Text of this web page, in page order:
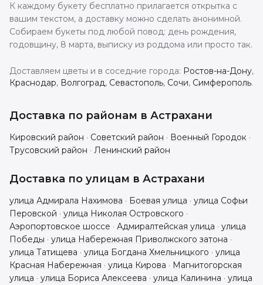
К каждому букету бесплатно прилагается открытка с
вашим текстом, а доставку можно сделать анонимной.
Собираем букеты под любой повод: день рождения,
годовщину, 8 марта, выписку из роддома или просто так.
Доставляем цветы и в соседние города: Ростов-на-Дону,
Краснодар, Волгоград, Севастополь, Сочи, Симферополь.
Доставка по районам в Астрахани
Кировский район · Советский район · Военный Городок ·
Трусовский район · Ленинский район
Доставка по улицам в Астрахани
улица Адмирала Нахимова · Боевая улица · улица Софьи
Перовской · улица Николая Островского ·
Аэропортовское шоссе · Адмиралтейская улица · улица
Победы · улица Набережная Приволжского затона ·
улица Татищева · улица Богдана Хмельницкого · улица
Красная Набережная · улица Кирова · Магнитогорская
улица · улица Бориса Алексеева · улица Калинина · улица